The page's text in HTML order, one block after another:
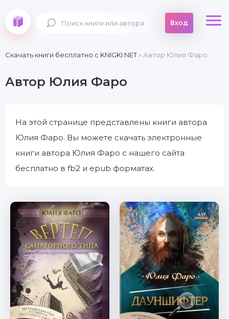
Вход
Скачать книги бесплатно c KNIGKI.NET» Автор Юлия Фаро
Автор Юлия Фаро
На этой странице представлены книги автора
Юлия Фаро. Вы можете скачать электронные
книги автора Юлия Фаро с нашего сайта
бесплатно в fb2 и epub форматах.